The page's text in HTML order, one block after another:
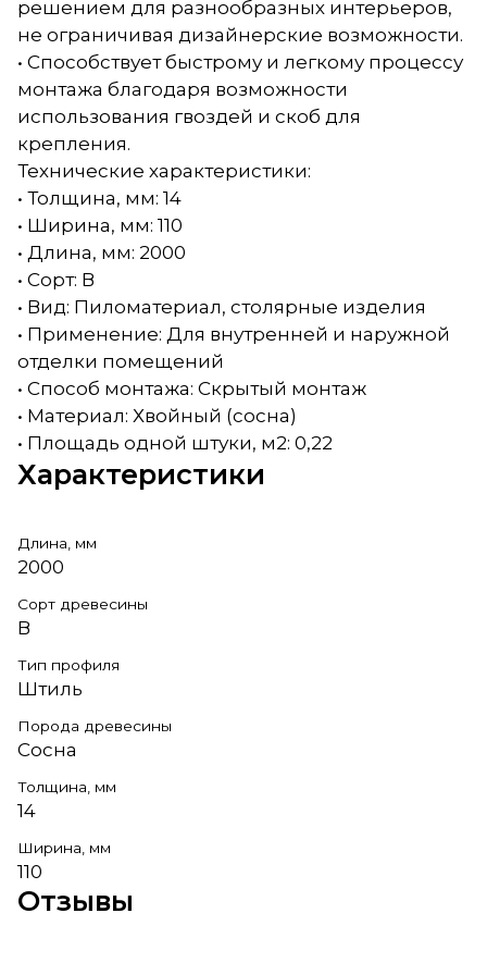
решением для разнообразных интерьеров,
не ограничивая дизайнерские возможности.
• Способствует быстрому и легкому процессу
монтажа благодаря возможности
использования гвоздей и скоб для
крепления.
Технические характеристики:
• Толщина, мм: 14
• Ширина, мм: 110
• Длина, мм: 2000
• Сорт: В
• Вид: Пиломатериал, столярные изделия
• Применение: Для внутренней и наружной
отделки помещений
• Способ монтажа: Скрытый монтаж
• Материал: Хвойный (сосна)
• Площадь одной штуки, м2: 0,22
Характеристики
Длина, мм
2000
Сорт древесины
В
Тип профиля
Штиль
Порода древесины
Сосна
Толщина, мм
14
Ширина, мм
110
Отзывы